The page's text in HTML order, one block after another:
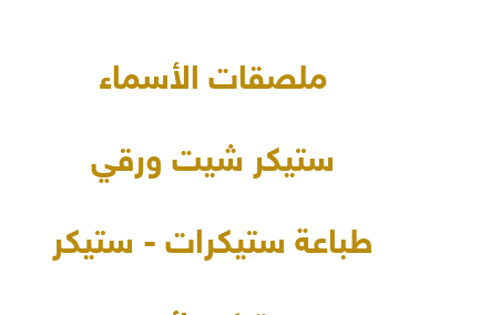
ملصقات الأسماء
ستيكر شيت ورقي
طباعة ستيكرات - ستيكر